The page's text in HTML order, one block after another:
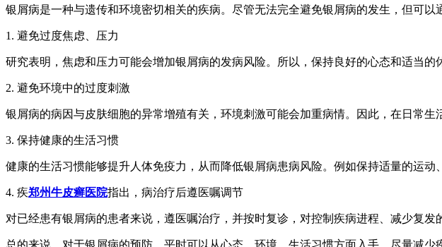
银屑病是一种与遗传和环境密切相关的疾病。尽管无法完全避免银屑病的发生，但可以
1. 避免过度焦虑、压力
研究表明，焦虑和压力可能会增加银屑病的发病风险。所以，保持良好的心态和适当的
2. 避免环境中的过度刺激
银屑病的病因与皮肤细胞的异常增殖有关，环境刺激可能会加重病情。因此，在日常生
3. 保持健康的生活习惯
健康的生活习惯能够提升人体免疫力，从而降低银屑病患病风险。例如保持适量的运动
4. 疾郑州牛皮癣医院指出，病治疗后遵医嘱调节
对已经患有银屑病的患者来说，遵医嘱治疗，并按时复诊，对控制疾病进程、减少复发